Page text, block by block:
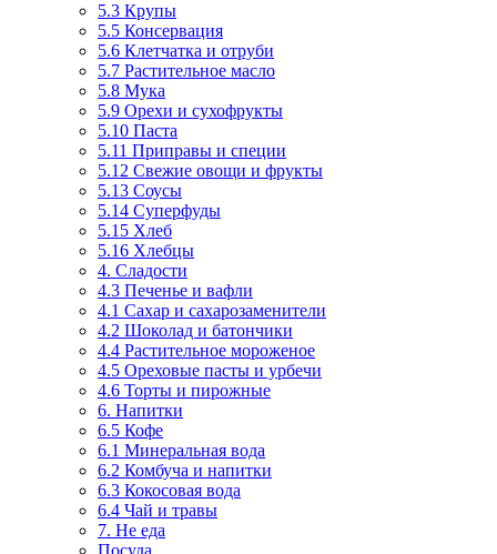
5.3 Крупы
5.5 Консервация
5.6 Клетчатка и отруби
5.7 Растительное масло
5.8 Мука
5.9 Орехи и сухофрукты
5.10 Паста
5.11 Приправы и специи
5.12 Свежие овощи и фрукты
5.13 Соусы
5.14 Суперфуды
5.15 Хлеб
5.16 Хлебцы
4. Сладости
4.3 Печенье и вафли
4.1 Сахар и сахарозаменители
4.2 Шоколад и батончики
4.4 Растительное мороженое
4.5 Ореховые пасты и урбечи
4.6 Торты и пирожные
6. Напитки
6.5 Кофе
6.1 Минеральная вода
6.2 Комбуча и напитки
6.3 Кокосовая вода
6.4 Чай и травы
7. Не еда
Посуда